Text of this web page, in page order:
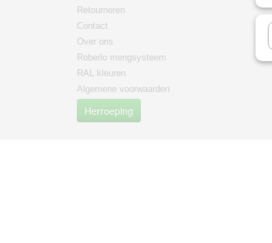
Retourneren
Contact
Over ons
Roberlo mengsysteem
RAL kleuren
Algemene voorwaarden
Herroeping